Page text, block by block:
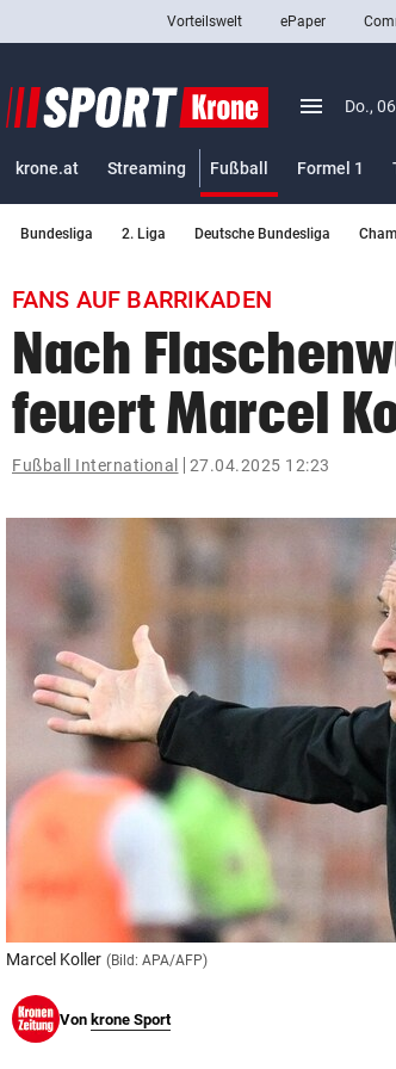
close
Abonnieren
bookmark
search
Suchbegriff
eingeben
© Krone Multimedia GmbH & Co KG 2026
Muthgasse 2, 1190 Wien
Vorteilswelt ePaper
menu Menü
Do.,
krone.at Streaming Fußball
Formel 1
Bundesliga 2. Liga Deutsche Bundesliga
FANS AUF BARRIKADEN
Nach
feuert Marcel
Fußball International 27.04.2025 12:23
Marcel Koller (Bild: APA/AFP)
Von krone Sport